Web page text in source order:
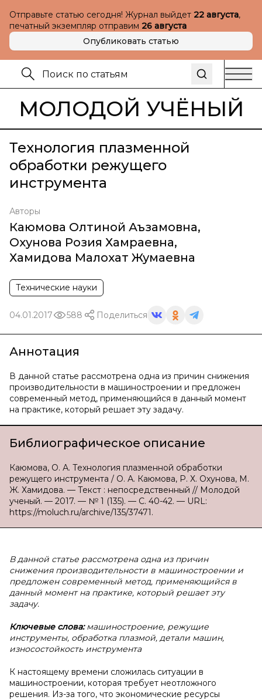
Отправьте статью сегодня! Журнал выйдет 22 августа,
печатный экземпляр отправим 26 августа
Опубликовать статью
МОЛОДОЙ УЧЁНЫЙ
Технология плазменной
обработки режущего
инструмента
Авторы
Каюмова Олтиной Аъзамовна,
Охунова Розия Хамраевна,
Хамидова Малохат Жумаевна
Технические науки
04.01.2017 588 Поделиться
Аннотация
В данной статье рассмотрена одна из причин снижения
производительности в машиностроении и предложен
современный метод, применяющийся в данный момент
на практике, который решает эту задачу.
Библиографическое описание
Каюмова, О. А. Технология плазменной обработки
режущего инструмента / О. А. Каюмова, Р. Х. Охунова, М.
Ж. Хамидова. — Текст : непосредственный // Молодой
ученый. — 2017. — № 1 (135). — С. 40-42. — URL:
https://moluch.ru/archive/135/37471.
В данной статье рассмотрена одна из причин
снижения производительности в машиностроении и
предложен современный метод, применяющийся в
данный момент на практике, который решает эту
задачу.
Ключевые слова:машиностроение, режущие
инструменты, обработка плазмой, детали машин,
износостойкость инструмента
К настоящему времени сложилась ситуации в
машиностроении, которая требует неотложного
решения. Из-за того, что экономические ресурсы